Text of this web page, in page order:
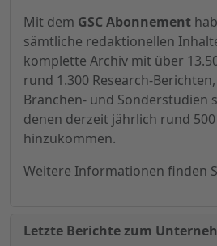
Mit dem GSC Abonnement
sämtliche redaktionellen
komplette Archiv mit über
rund 1.300 Research-
Branchen- und Sonderstudien
denen derzeit jährlich rund
hinzukommen.
Weitere Informationen finden
Letzte Berichte zum